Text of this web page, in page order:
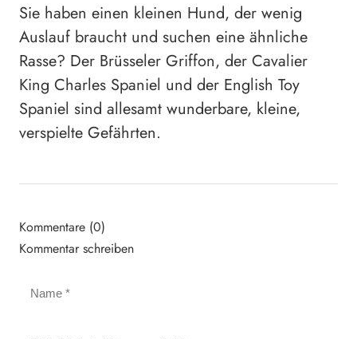
Sie haben einen kleinen Hund, der wenig
Auslauf braucht und suchen eine ähnliche
Rasse? Der Brüsseler Griffon, der Cavalier
King Charles Spaniel und der English Toy
Spaniel sind allesamt wunderbare, kleine,
verspielte Gefährten.
Kommentare (0)
Kommentar schreiben